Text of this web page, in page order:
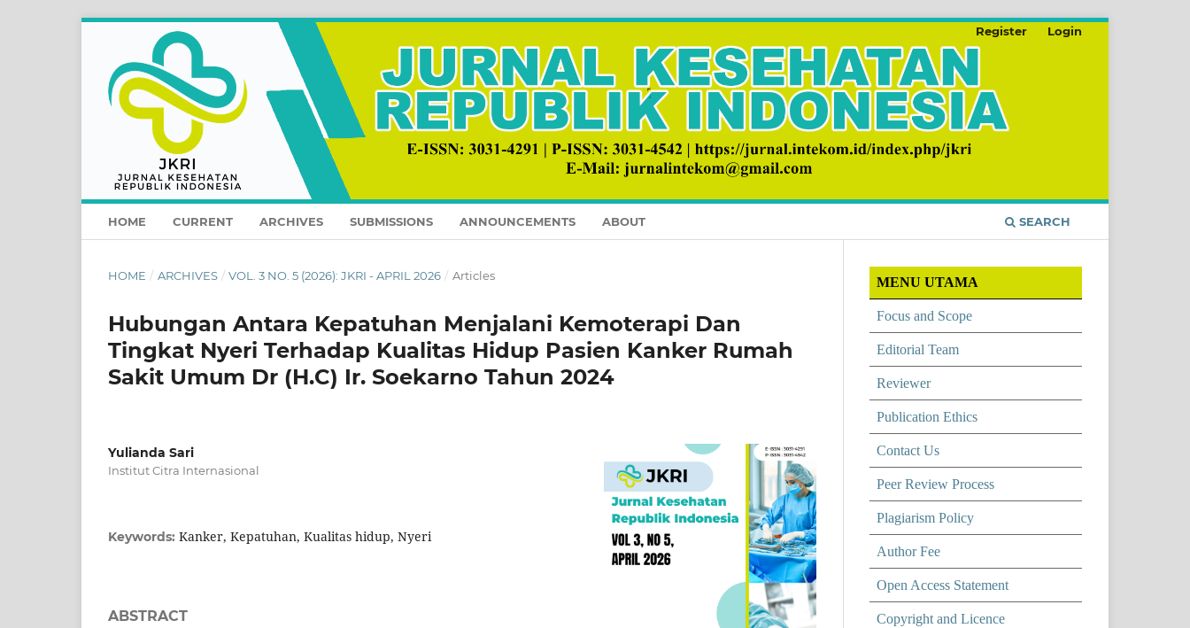
HOME CURRENT ARCHIVES SUBMISSIONS ANNOUNCEMENTS ABOUT SEARCH
Register Login
HOME / ARCHIVES / VOL. 3 NO. 5 (2026): JKRI - APRIL 2026 / Articles
Hubungan Antara Kepatuhan Menjalani Kemoterapi Dan
Tingkat Nyeri Terhadap Kualitas Hidup Pasien Kanker Rumah
Sakit Umum Dr (H.C) Ir. Soekarno Tahun 2024
Yulianda Sari
Institut Citra Internasional
Keywords: Kanker, Kepatuhan, Kualitas hidup, Nyeri
ABSTRACT
MENU UTAMA
Focus and Scope
Editorial Team
Reviewer
Publication Ethics
Contact Us
Peer Review Process
Plagiarism Policy
Author Fee
Open Access Statement
Copyright and Licence